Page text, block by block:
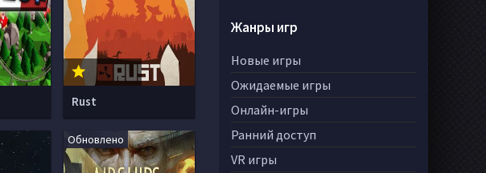
Rust
Обновлено
Жанры игр
Новые игры
Ожидаемые игры
Онлайн-игры
Ранний доступ
VR игры